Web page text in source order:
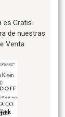
es Gratis.
de nuestras
Venta